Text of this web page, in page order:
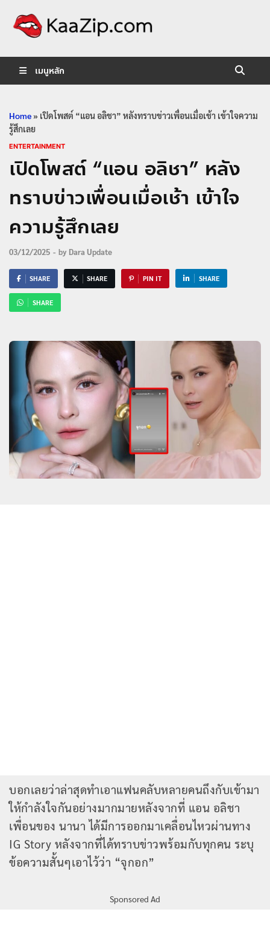
เมนูหลัก
Home» เปิดโพสต์ “แอน อลิชา” หลังทราบข่าวเพื่อนเมื่อเช้า เข้าใจความ
รู้สึกเลย
ENTERTAINMENT
เปิดโพสต์ “แอน อลิชา” หลัง
ทราบข่าวเพื่อนเมื่อเช้า เข้าใจ
ความรู้สึกเลย
03/12/2025 - by Dara Update
SHARE SHARE PIN IT SHARE
SHARE
บอกเลยว่าล่าสุดทำเอาแฟนคลับหลายคนถึงกับเข้ามา
ให้กำลังใจกันอย่างมากมายหลังจากที่ แอน อลิชา
เพื่อนของ นานา ได้มีการออกมาเคลื่อนไหวผ่านทาง
IG Story หลังจากที่ได้ทราบข่าวพร้อมกับทุกคน ระบุ
ข้อความสั้นๆเอาไว้ว่า “จุกอก”
Sponsored Ad